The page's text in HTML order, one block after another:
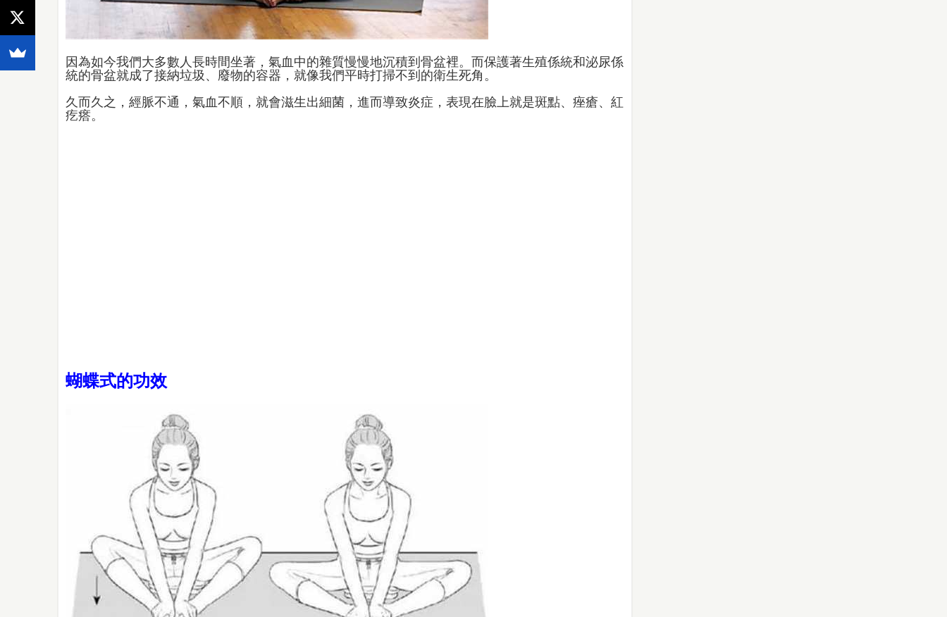
因為如今我們大多數人長時間坐著，氣血中的雜質慢慢地沉積到骨盆裡。而保護著生殖係統和泌尿係
統的骨盆就成了接納垃圾、廢物的容器，就像我們平時打掃不到的衛生死角。
久而久之，經脈不通，氣血不順，就會滋生出細菌，進而導致炎症，表現在臉上就是斑點、痤瘡、紅
疙瘩。
蝴蝶式的功效